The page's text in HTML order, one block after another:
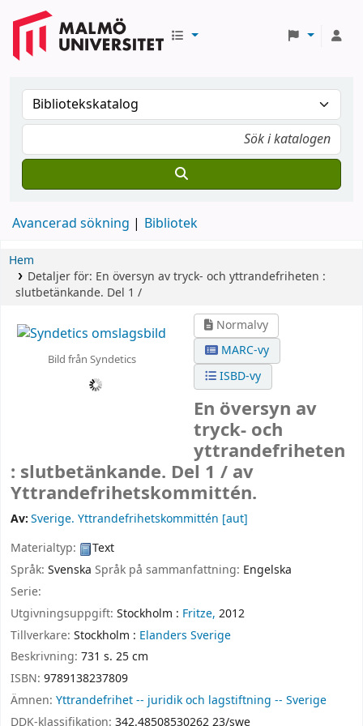
Avancerad sökning Bibliotek
Hem
Detaljer för: En översyn av tryck- och yttrandefriheten :
slutbetänkande. Del 1 /
Bild från Syndetics
Normalvy
MARC-vy
ISBD-vy
En översyn av
tryck- och
yttrandefriheten
: slutbetänkande. Del 1 / av
Yttrandefrihetskommittén.
Av:Sverige. Yttrandefrihetskommittén [aut]
Materialtyp:
Text
Språk: Svenska Språk på sammanfattning: Engelska
Serie:
Utgivningsuppgift: Stockholm : Fritze, 2012
Tillverkare: Stockholm : Elanders Sverige
Beskrivning: 731 s. 25 cm
ISBN: 9789138237809
Ämnen: Yttrandefrihet -- juridik och lagstiftning -- Sverige
DDK-klassifikation: 342.48508530262 23/swe